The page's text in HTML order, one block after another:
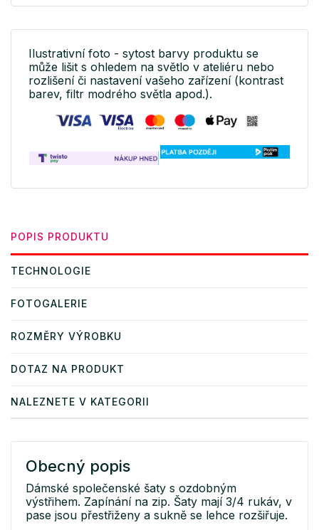
Ilustrativní foto - sytost barvy produktu se
může lišit s ohledem na světlo v ateliéru nebo
rozlišení či nastavení vašeho zařízení (kontrast
barev, filtr modrého světla apod.).
POPIS PRODUKTU
TECHNOLOGIE
FOTOGALERIE
ROZMĚRY VÝROBKU
DOTAZ NA PRODUKT
NALEZNETE V KATEGORII
Obecný popis
Dámské společenské šaty s ozdobným
výstřihem. Zapínání na zip. Šaty mají 3/4 rukáv, v
pase jsou přestřiženy a sukně se lehce rozšiřuje.